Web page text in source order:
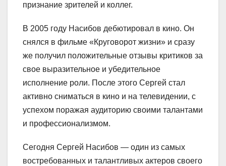
признание зрителей и коллег.
В 2005 году Насибов дебютировал в кино. Он
снялся в фильме «Круговорот жизни» и сразу
же получил положительные отзывы критиков за
свое выразительное и убедительное
исполнение роли. После этого Сергей стал
активно сниматься в кино и на телевидении, с
успехом поражая аудиторию своими талантами
и профессионализмом.
Сегодня Сергей Насибов — один из самых
востребованных и талантливых актеров своего